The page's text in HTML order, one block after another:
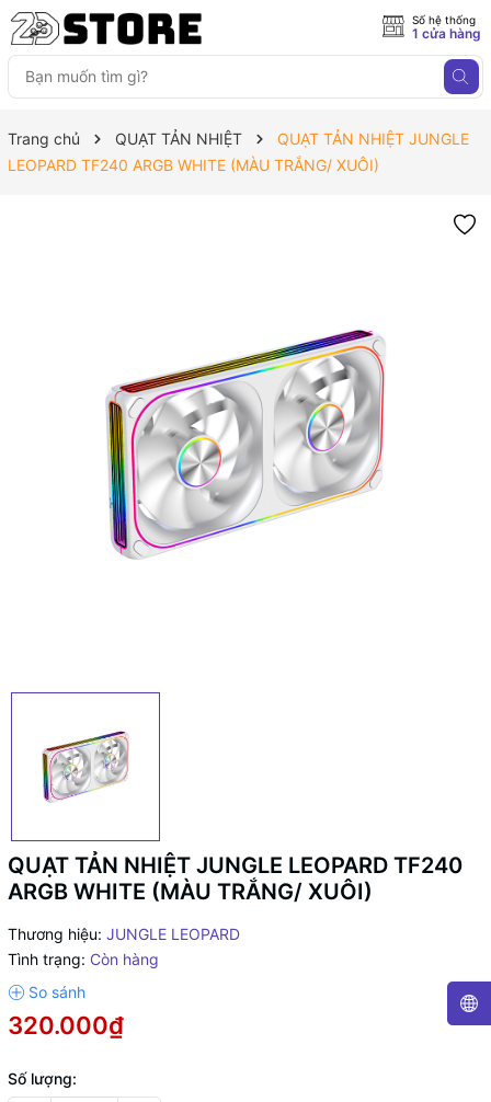
Số hệ thống
1 cửa hàng
Trang chủ QUẠT TẢN NHIỆT
QUẠT TẢN NHIỆT JUNGLE
LEOPARD TF240 ARGB WHITE (MÀU TRẮNG/ XUÔI)
QUẠT TẢN NHIỆT JUNGLE LEOPARD TF240
ARGB WHITE (MÀU TRẮNG/ XUÔI)
Thương hiệu: JUNGLE LEOPARD
Tình trạng: Còn hàng
320.000₫
Số lượng: